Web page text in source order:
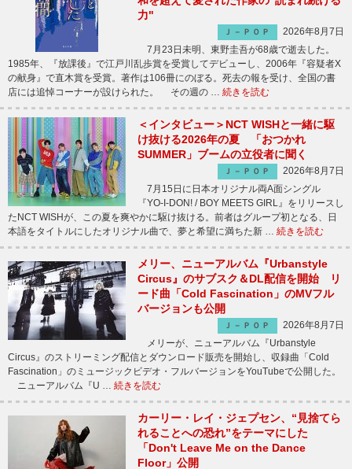
力"
Ｊ－ＰＯＰ
2026年8月7日
7月23日未明、東野圭吾が68歳で逝去した。
1985年、『放課後』で江戸川乱歩賞を受賞してデビューし、2006年『容疑者X
の献身』で直木賞を受賞。著作は106冊にのぼる。死去の報を受け、全国の書
店には追悼コーナーが設けられた。 その週の … 続きを読む
＜インタビュー＞NCT WISHと一緒に駆
け抜ける2026年の夏 「おつかれ
SUMMER」ブームの立役者に聞く
Ｊ－ＰＯＰ
2026年8月7日
7月15日に日本オリジナル両A面シングル
『YO-I-DON! / BOY MEETS GIRL』をリリースし
たNCT WISHが、この夏を爽やかに駆け抜ける。前者はグループ初となる、日
本語をタイトルにしたオリジナル曲で、夢と希望に満ちた新 … 続きを読む
メリー、ニューアルバム『Urbanstyle
Circus』のサブスク＆DL配信を開始 リ
ード曲「Cold Fascination」のMVフル
バージョンも公開
Ｊ－ＰＯＰ
2026年8月7日
メリーが、ニューアルバム『Urbanstyle
Circus』のストリーミング配信とダウンロード販売を開始し、収録曲「Cold
Fascination」のミュージックビデオ・フルバージョンをYouTubeで公開した。
ニューアルバム『U … 続きを読む
カーリー・レイ・ジェプセン、“見捨てら
れることへの恐れ”をテーマにした
「Don't Leave Me on the Dance
Floor」公開